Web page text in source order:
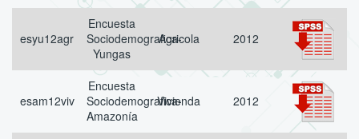
esyu12agr
Encuesta
Sociodemografica-
Yungas
Agricola 2012
esam12viv
Encuesta
Sociodemografica-
Amazonía
Vivienda 2012